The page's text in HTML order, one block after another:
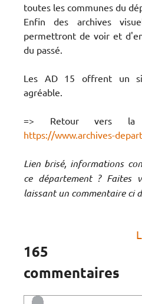
toutes les communes du
Enfin des archives
permettront de voir et
du passé.
Les AD 15 offrent un
agréable.
=> Retour vers la
https://www.archives-
Lien brisé, informations
ce département ? Faites
laissant un commentaire ci
165
commentaires